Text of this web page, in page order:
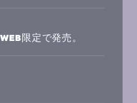
限定で発売。